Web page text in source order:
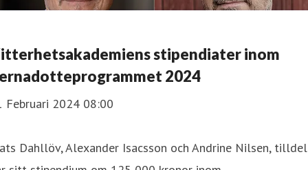
stipendiater inom
2024
Februari 2024 08:00
Dahllöv, Alexander Isacsson och Andrine Nilsen,